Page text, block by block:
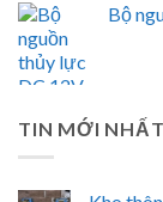
Bộ
TIN MỚI NHẤT